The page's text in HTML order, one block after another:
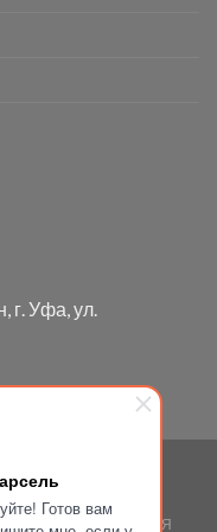
Готов вам
г. Уфа, ул.
НАША ПРОДУКЦИЯ